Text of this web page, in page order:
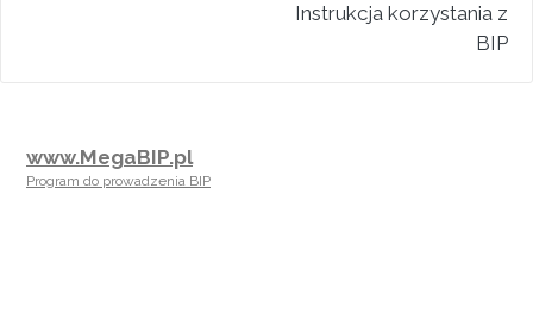
Instrukcja korzystania z
BIP
www.MegaBIP.pl
Program do prowadzenia BIP